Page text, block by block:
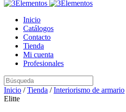
Inicio
Catálogos
Contacto
Tienda
Mi cuenta
Profesionales
Inicio /Tienda /Interiorismo de armario
Elitte